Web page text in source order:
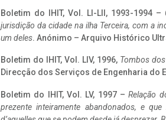
Boletim do IHIT, Vol. LI-LII, 1993-1994 –
jurisdição da cidade na ilha Terceira, com a
um deles. Anónimo – Arquivo Histórico
Boletim do IHIT, Vol. LIV, 1996, Tombos
Direcção dos Serviços de Engenharia do
Boletim do IHIT, Vol. LV, 1997 –Relação
prezente inteiramente abandonados, e